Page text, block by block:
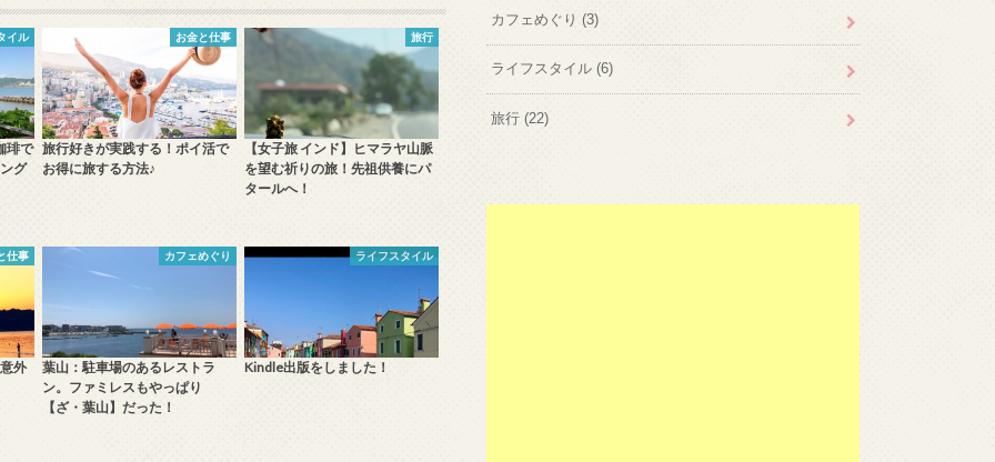
イル
琲で
グ
お金と仕事
旅行好きが実践する！ポイ活で
お得に旅する方法♪
旅行
【女子旅 インド】ヒマラヤ山脈
を望む祈りの旅！先祖供養にパ
タールへ！
仕事
外
カフェめぐり
葉山：駐車場のあるレストラ
ン。ファミレスもやっぱり
【ざ・葉山】だった！
ライフスタイル
Kindle出版をしました！
カフェめぐり (3)
ライフスタイル (6)
旅行 (22)